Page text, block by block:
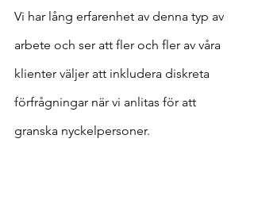
Vi har lång erfarenhet av denna typ av
arbete och ser att fler och fler av våra
klienter väljer att inkludera diskreta
förfrågningar när vi anlitas för att
granska nyckelpersoner.